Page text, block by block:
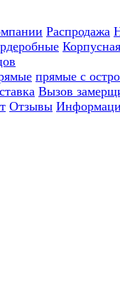
Распродажа
прямые с
Вызов
Отзывы